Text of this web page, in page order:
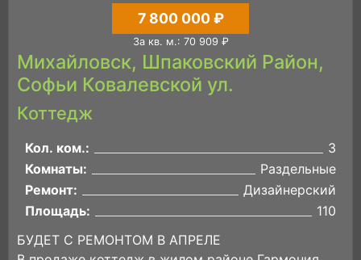
7 800 000 ₽
За кв. м.: 70 909 ₽
Михайловск, Шпаковский Район,
Софьи Ковалевской ул.
Коттедж
Кол. ком.:
3
Комнаты:
Раздельные
Ремонт:
Дизайнерский
Площадь:
110
БУДЕТ С РЕМОНТОМ В АПРЕЛЕ